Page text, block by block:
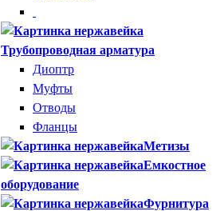
Трубопроводная арматура
Диоптр
Муфты
Отводы
Фланцы
Метизы
Емкостное
оборудование
Фурнитура